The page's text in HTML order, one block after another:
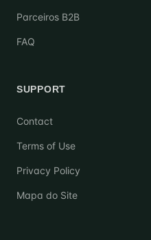
Parceiros B2B
FAQ
SUPPORT
Contact
Terms of Use
Privacy Policy
Mapa do Site